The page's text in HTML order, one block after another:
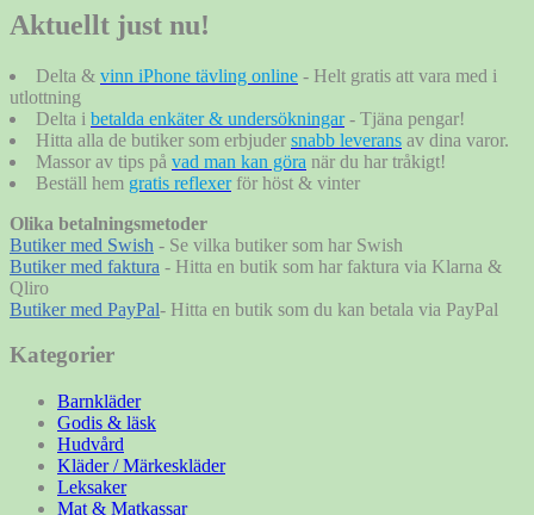
Aktuellt just nu!
Delta & vinn iPhone tävling online - Helt gratis att vara med i
utlottning
Delta i betalda enkäter & undersökningar - Tjäna pengar!
Hitta alla de butiker som erbjuder snabb leverans av dina varor.
Massor av tips på vad man kan göra när du har tråkigt!
Beställ hem gratis reflexerför höst & vinter
Olika betalningsmetoder
Butiker med Swish - Se vilka butiker som har Swish
Butiker med faktura - Hitta en butik som har faktura via Klarna &
Qliro
Butiker med PayPal- Hitta en butik som du kan betala via PayPal
Kategorier
Barnkläder
Godis & läsk
Hudvård
Kläder / Märkeskläder
Leksaker
Mat & Matkassar